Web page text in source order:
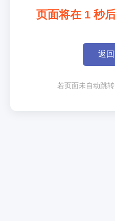
页面将在 1 秒
返
若页面未自动跳